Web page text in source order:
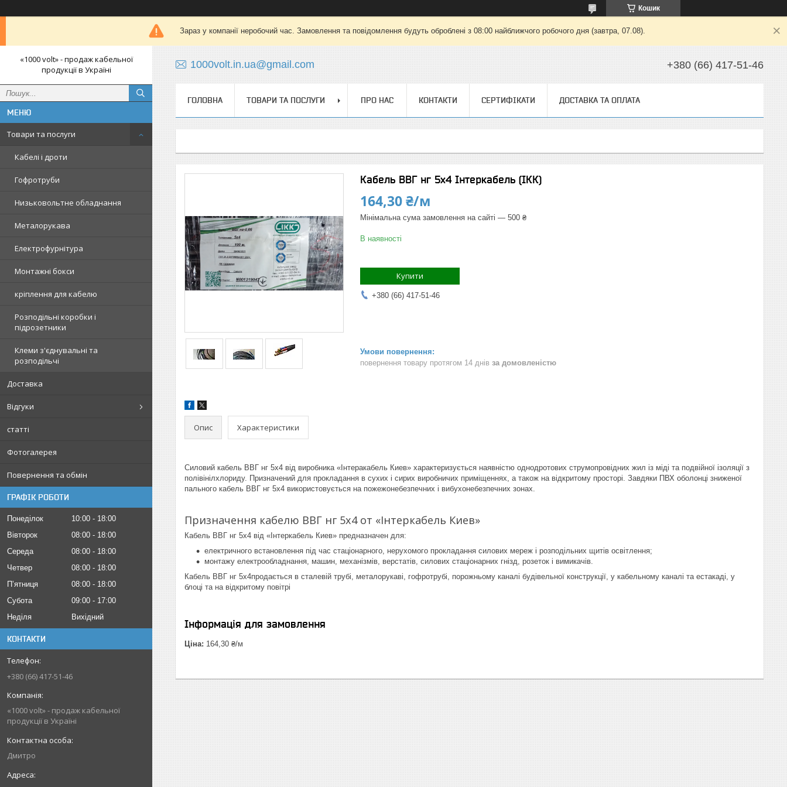
Кошик
Зараз у компанії неробочий час. Замовлення та повідомлення будуть оброблені з 08:00 найближчого робочого дня (завтра, 07.08).
«1000 volt» - продаж кабельної
продукції в Україні
Товари та послуги
Кабелі і дроти
Гофротруби
Низьковольтне обладнання
Металорукава
Електрофурнітура
Монтажні бокси
кріплення для кабелю
Розподільні коробки і
підрозетники
Клеми з'єднувальні та
розподільчі
Доставка
Відгуки
статті
Фотогалерея
Повернення та обмін
ГРАФІК РОБОТИ
Понеділок 10:00
18:00
Вівторок
08:00
18:00
Середа
08:00
18:00
Четвер
08:00
18:00
Пʼятниця
08:00
18:00
Субота
09:00
17:00
Неділя
Вихідний
КОНТАКТИ
+380 (66) 417-51-46
«1000 volt» - продаж кабельної
продукції в Україні
Дмитро
1000volt.in.ua@gmail.com +380 (66) 417-51-46
ГОЛОВНА ТОВАРИ ТА ПОСЛУГИ ПРО НАС КОНТАКТИ СЕРТИФІКАТИ ДОСТАВКА ТА ОПЛАТА
Кабель ВВГ нг 5х4 Інтеркабель (ІКК)
164,30 ₴/м
Мінімальна сума замовлення на сайті — 500 ₴
В наявності
Купити
+380 (66) 417-51-46
повернення товару протягом 14 днів за домовленістю
Опис Характеристики
Силовий кабель ВВГ нг 5х4 від виробника «Інтеракабель Киев» характеризується наявністю однодротових струмопровідних жил із міді та подвійної ізоляції з
полівінілхлориду. Призначений для прокладання в сухих і сирих виробничих приміщеннях, а також на відкритому просторі. Завдяки ПВХ оболонці зниженої
пального кабель ВВГ нг 5х4 використовується на пожежонебезпечних і вибухонебезпечних зонах.
Призначення кабелю ВВГ нг 5х4 от «Інтеркабель Киев»
Кабель ВВГ нг 5х4 від «Інтеркабель Киев» предназначен для:
електричного встановлення під час стаціонарного, нерухомого прокладання силових мереж і розподільних щитів освітлення;
монтажу електрообладнання, машин, механізмів, верстатів, силових стаціонарних гнізд, розеток і вимикачів.
Кабель ВВГ нг 5х4продається в сталевій трубі, металорукаві, гофротрубі, порожньому каналі будівельної конструкції, у кабельному каналі та естакаді, у
блоці та на відкритому повітрі
Інформація для замовлення
Ціна: 164,30 ₴/м